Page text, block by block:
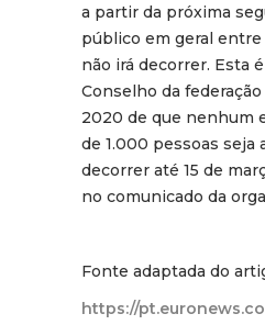
a partir da próxima
público em geral entre
não irá decorrer. Esta
Conselho da
2020 de que nenhum
de 1.000 pessoas seja
decorrer até 15 de
no comunicado da
Fonte adaptada do
https://